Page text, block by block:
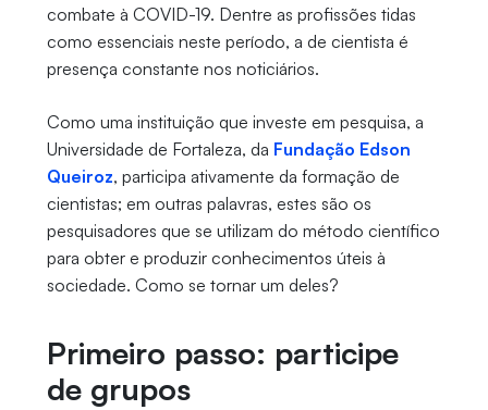
combate à COVID-19. Dentre as profissões tidas
como essenciais neste período, a de cientista é
presença constante nos noticiários.
Como uma instituição que investe em pesquisa, a
Universidade de Fortaleza, da Fundação Edson
Queiroz, participa ativamente da formação de
cientistas; em outras palavras, estes são os
pesquisadores que se utilizam do método científico
para obter e produzir conhecimentos úteis à
sociedade. Como se tornar um deles?
Primeiro passo: participe
de grupos